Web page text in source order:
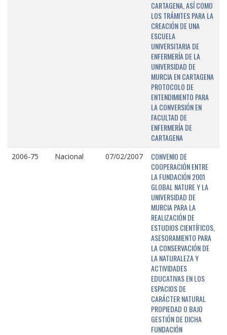
CARTAGENA, ASÍ COMO
LOS TRÁMITES PARA LA
CREACIÓN DE UNA
ESCUELA
UNIVERSITARIA DE
ENFERMERÍA DE LA
UNIVERSIDAD DE
MURCIA EN CARTAGENA
PROTOCOLO DE
ENTENDIMIENTO PARA
LA CONVERSIÓN EN
FACULTAD DE
ENFERMERÍA DE
CARTAGENA
2006-75 Nacional 07/02/2007
CONVENIO DE
COOPERACIÓN ENTRE
LA FUNDACIÓN 2001
GLOBAL NATURE Y LA
UNIVERSIDAD DE
MURCIA PARA LA
REALIZACIÓN DE
ESTUDIOS CIENTÍFICOS,
ASESORAMIENTO PARA
LA CONSERVACIÓN DE
LA NATURALEZA Y
ACTIVIDADES
EDUCATIVAS EN LOS
ESPACIOS DE
CARÁCTER NATURAL
PROPIEDAD O BAJO
GESTIÓN DE DICHA
FUNDACIÓN